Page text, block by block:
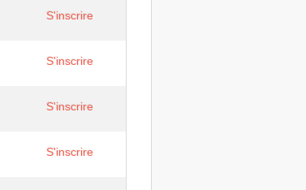
S'inscrire
S'inscrire
S'inscrire
S'inscrire